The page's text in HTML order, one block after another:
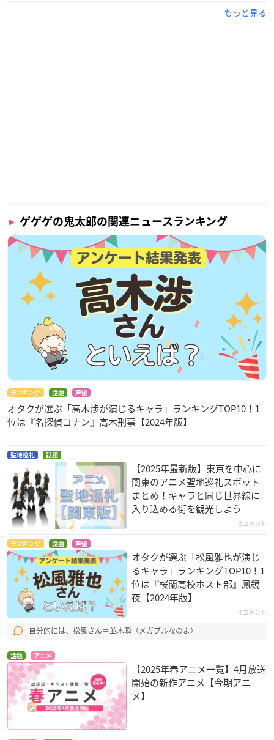
もっと見る
ゲゲゲの鬼太郎の関連ニュースランキング
ランキング 話題 声優
オタクが選ぶ「高木渉が演じるキャラ」ランキングTOP10！1
位は『名探偵コナン』高木刑事【2024年版】
聖地巡礼 話題
【2025年最新版】東京を中心に
関東のアニメ聖地巡礼スポット
まとめ！キャラと同じ世界線に
入り込める街を観光しよう
2コメント
ランキング 話題 声優
オタクが選ぶ「松風雅也が演じ
るキャラ」ランキングTOP10！1
位は『桜蘭高校ホスト部』鳳鏡
夜【2024年版】
4コメント
自分的には、松風さん＝並木瞬（メガブルなのよ）
話題 アニメ
【2025年春アニメ一覧】4月放送
開始の新作アニメ【今期アニ
メ】